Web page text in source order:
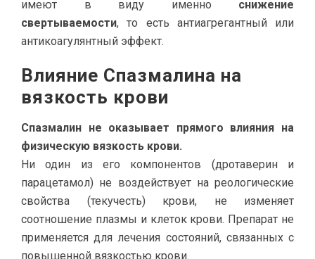
имеют в виду именно снижение
свертываемости, то есть антиагрегантный или
антикоагулянтный эффект.
Влияние Спазмалина на
вязкость крови
Спазмалин не оказывает прямого влияния на
физическую вязкость крови.
Ни один из его компонентов (дротаверин и
парацетамол) не воздействует на реологические
свойства (текучесть) крови, не изменяет
соотношение плазмы и клеток крови. Препарат не
применяется для лечения состояний, связанных с
повышенной вязкостью крови.